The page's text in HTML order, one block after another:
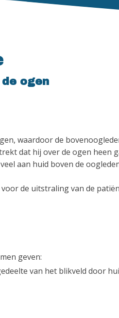
ogen
waardoor de
dat hij over de ogen heen
aan huid boven de
de uitstraling van de
geven:
van het blikveld door